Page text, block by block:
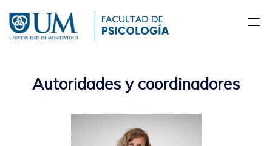
contenido
principal
Autoridades y coordinadores